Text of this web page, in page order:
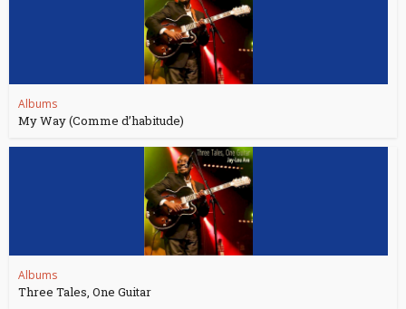
Albums
My Way (Comme d’habitude)
Albums
Three Tales, One Guitar